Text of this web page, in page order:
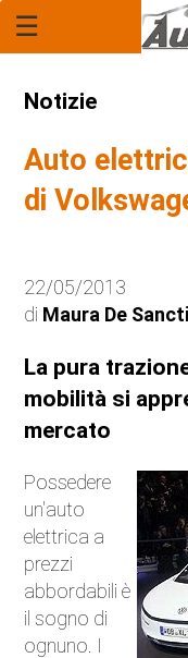
Home Page
Economia
Tecnologia
Anteprime
Novità
Auto Elettriche
Ecologia
Saloni dell'auto
☰
Notizie
Auto
di
22/05/2013
di Maura De
La pura
mobilità si
mercato
Possedere
un'auto
elettrica a
prezzi
abbordabili è
il sogno di
ognuno. I